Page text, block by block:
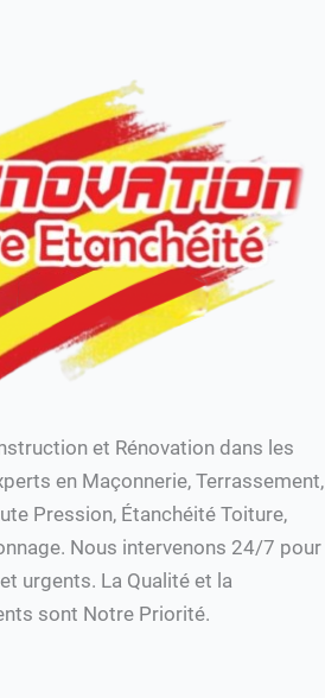
et Rénovation dans les
en Maçonnerie, Terrassement,
Pression, Étanchéité Toiture,
Nous intervenons 24/7 pour
urgents. La Qualité et la
sont Notre Priorité.